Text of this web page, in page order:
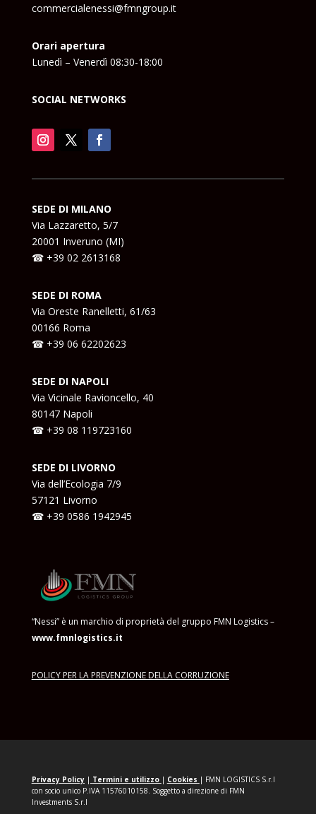
commercialenessi@fmngroup.it
Orari apertura
Lunedì – Venerdì 08:30-18:00
SOCIAL NETWORKS
SEDE DI MILANO
Via Lazzaretto, 5/7
20001 Inveruno (MI)
☎ +39 02 2613168
SEDE DI ROMA
Via Oreste Ranelletti, 61/63
00166 Roma
☎ +39 06 62202623
SEDE DI NAPOLI
Via Vicinale Ravioncello, 40
80147 Napoli
☎ +39 08 119723160
SEDE DI LIVORNO
Via dell’Ecologia 7/9
57121 Livorno
☎ +39 0586 1942945
“Nessi” è un marchio di proprietà del gruppo FMN Logistics –
www.fmnlogistics.it
POLICY PER LA PREVENZIONE DELLA CORRUZIONE
Privacy Policy| Termini e utilizzo | Cookies | FMN LOGISTICS S.r.l
con socio unico P.IVA 11576010158. Soggetto a direzione di FMN
Investments S.r.l